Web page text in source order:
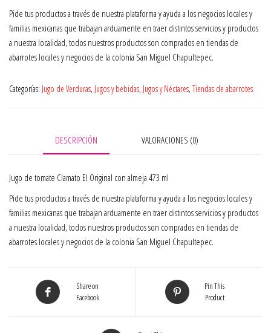
Pide tus productos a través de nuestra plataforma y ayuda a los negocios locales y
familias mexicanas que trabajan arduamente en traer distintos servicios y productos
a nuestra localidad, todos nuestros productos son comprados en tiendas de
abarrotes locales y negocios de la colonia San Miguel Chapultepec.
Categorías: Jugo de Verduras, Jugos y bebidas, Jugos y Néctares, Tiendas de abarrotes
DESCRIPCIÓN VALORACIONES (0)
Jugo de tomate Clamato El Original con almeja 473 ml
Pide tus productos a través de nuestra plataforma y ayuda a los negocios locales y
familias mexicanas que trabajan arduamente en traer distintos servicios y productos
a nuestra localidad, todos nuestros productos son comprados en tiendas de
abarrotes locales y negocios de la colonia San Miguel Chapultepec.
Share on
Facebook
Pin This
Product